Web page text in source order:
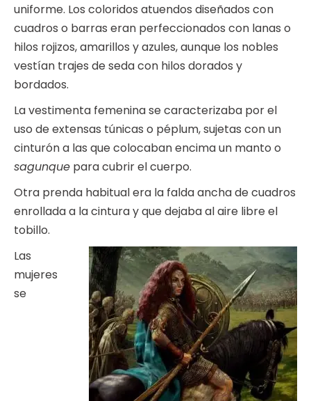
uniforme. Los coloridos atuendos diseñados con
cuadros o barras eran perfeccionados con lanas o
hilos rojizos, amarillos y azules, aunque los nobles
vestían trajes de seda con hilos dorados y
bordados.
La vestimenta femenina se caracterizaba por el
uso de extensas túnicas o péplum, sujetas con un
cinturón a las que colocaban encima un manto o
sagunque para cubrir el cuerpo.
Otra prenda habitual era la falda ancha de cuadros
enrollada a la cintura y que dejaba al aire libre el
tobillo.
Las
mujeres
se